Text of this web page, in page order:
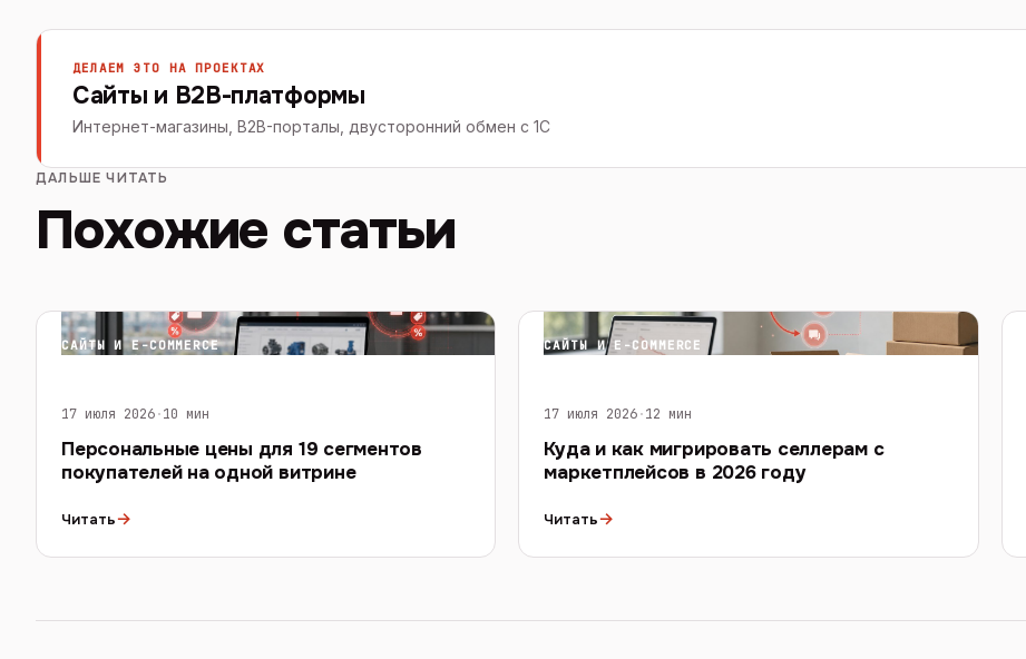
ДЕЛАЕМ ЭТО НА ПРОЕКТАХ
Сайты и B2B-платформы
Интернет-магазины, B2B-порталы, двусторонний обмен с 1С
ДАЛЬШЕ ЧИТАТЬ
Похожие статьи
САЙТЫ И E-COMMERCE
17 июля 2026·10 мин
Персональные цены для 19 сегментов
покупателей на одной витрине
Читать→
САЙТЫ И E-COMMERCE
17 июля 2026·12 мин
Куда и как мигрировать селлерам с
маркетплейсов в 2026 году
Читать→